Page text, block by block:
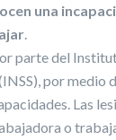
una
parte del
por medio
Las
o